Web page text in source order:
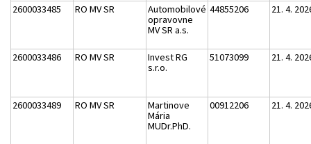
2600033485 RO MV SR
Automobilové
opravovne
MV SR a.s.
44855206 21. 4.
2600033486 RO MV SR
Invest RG
s.r.o.
51073099 21. 4.
2600033489 RO MV SR
Martinove
Mária
MUDr.PhD.
00912206 21. 4.